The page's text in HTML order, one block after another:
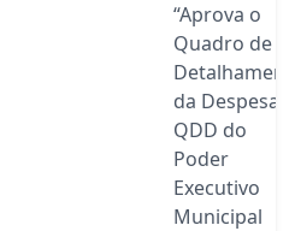
“Aprova o
Quadro de
da Despesa –
QDD do
Poder
Executivo
Municipal